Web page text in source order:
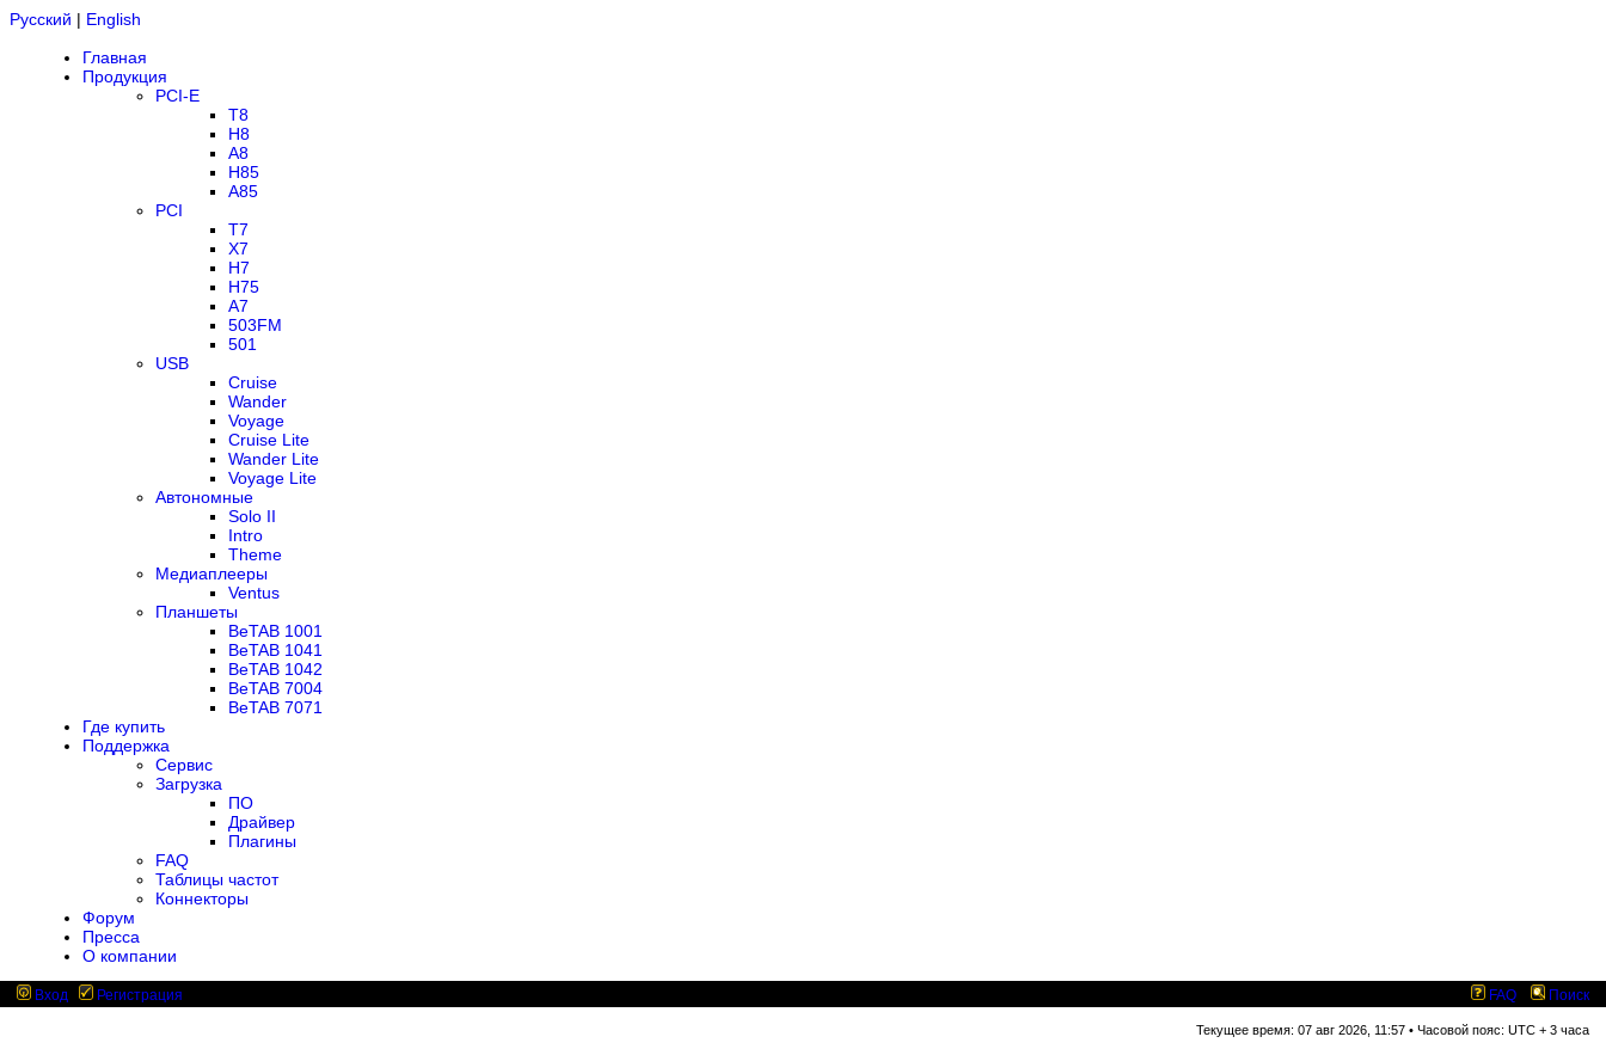
Русский | English
Главная
Продукция
PCI-E
T8
H8
A8
H85
A85
PCI
T7
X7
H7
H75
A7
503FM
501
USB
Cruise
Wander
Voyage
Cruise Lite
Wander Lite
Voyage Lite
Автономные
Solo II
Intro
Theme
Медиаплееры
Ventus
Планшеты
BeTAB 1001
BeTAB 1041
BeTAB 1042
BeTAB 7004
BeTAB 7071
Где купить
Поддержка
Сервис
Загрузка
ПО
Драйвер
Плагины
FAQ
Таблицы частот
Коннекторы
Форум
Пресса
О компании
Вход Регистрация FAQ Поиск
Текущее время: 07 авг 2026, 11:57 • Часовой пояс: UTC + 3 часа